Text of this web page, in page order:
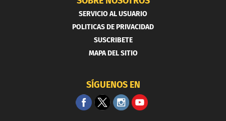
SERVICIO AL USUARIO
POLITICAS DE PRIVACIDAD
SUSCRIBETE
MAPA DEL SITIO
SÍGUENOS EN